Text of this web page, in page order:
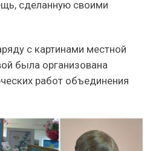
сделанную своими
с картинами местной
была организована
работ объединения